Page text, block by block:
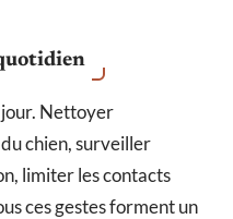
jour. Nettoyer
chien, surveiller
limiter les contacts
ces gestes forment un